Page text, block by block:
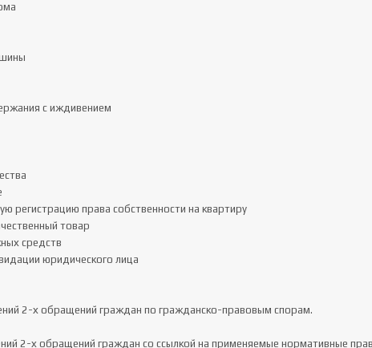
2-х обращений граждан по гражданско-правовым спорам.
2-х обращений граждан со ссылкой на применяемые нормативные